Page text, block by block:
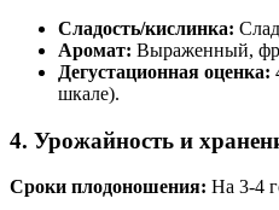
Сладость/кислинка:
Аромат: Выраженный,
Дегустационная оценка:
шкале).
4. Урожайность и
Сроки плодоношения: На 3-4